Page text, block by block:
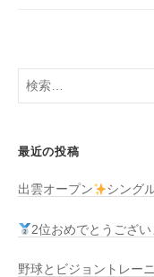
ン
検
最近の投稿
出雲オープン シング
2位おめでとうござい
野球とビジョントレー